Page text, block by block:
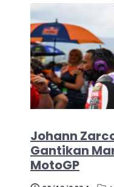
Johann
Gantikan
MotoGP